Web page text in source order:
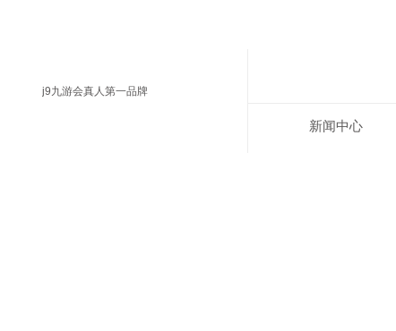
j9九游会真人第一品牌
新闻中心